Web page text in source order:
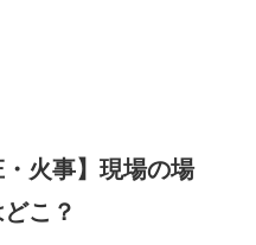
・火事】現場の場
こ？